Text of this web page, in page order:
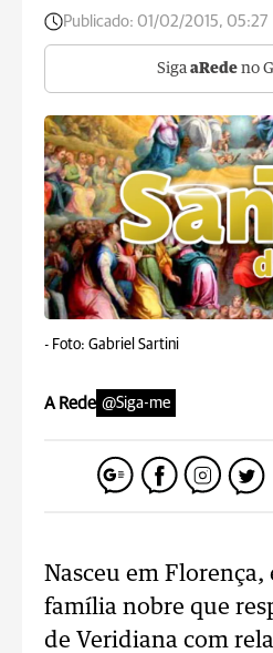
Publicado: 01/02/2015, 05:27
Siga aRede no
- Foto: Gabriel Sartini
A Rede @Siga-me
Nasceu em
família nobre que
de Veridiana com